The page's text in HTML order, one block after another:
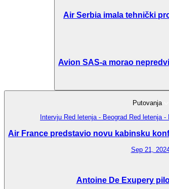
Air Serbia imala tehnički
Avion SAS-a morao
Putovanja
Intervju Red letenja - Beograd Red letenja -
Air France predstavio novu kabinsku
Sep 21,
Antoine De Exupery